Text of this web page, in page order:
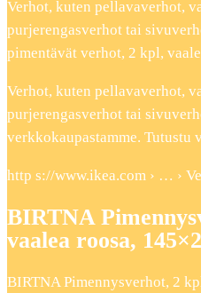
Verhot, kuten pellavaverhot,
purjerengasverhot tai
pimentävät verhot, 2 kpl,
Verhot, kuten pellavaverhot,
purjerengasverhot tai
verkkokaupastamme. Tutustu
http s://www.ikea.com › … ›
BIRTNA
vaalea roosa,
BIRTNA Pimennysverhot, 2